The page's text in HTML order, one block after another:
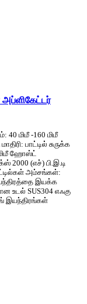
அப்ளிகேட்டர்
40 மிமீ -160 மிமீ
பாட்டில் சுருக்க
மிமீ ஹோஸ்ட்
2000 (எச்) பி.இ.டி
அம்சங்கள்:
இயக்க
உடல் SUS304 எஃகு
இயந்திரங்கள்